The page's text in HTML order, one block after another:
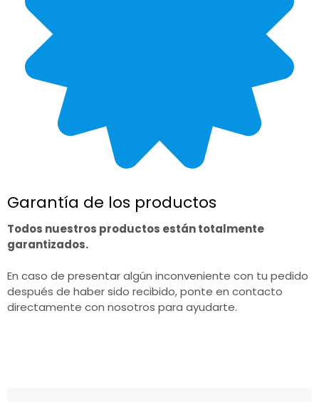
Garantía de los productos
Todos nuestros productos están totalmente
garantizados.
En caso de presentar algún inconveniente con tu pedido
después de haber sido recibido, ponte en contacto
directamente con nosotros para ayudarte.